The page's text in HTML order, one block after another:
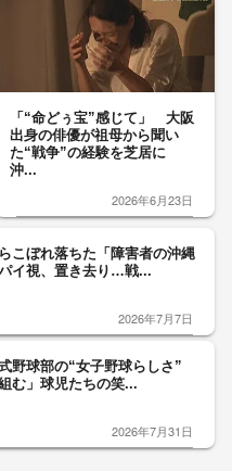
「“命どぅ宝”感じて」 大阪
出身の俳優が祖母から聞い
た“戦争”の経験を芝居に
沖...
2026年6月23日
こぼれ落ちた「障害者の沖縄
イ視、置き去り…戦...
2026年7月7日
野球部の“女子野球らしさ”
む」球児たちの笑...
2026年7月31日